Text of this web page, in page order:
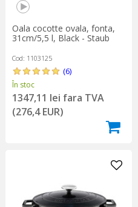
Oala cocotte ovala, fonta,
31cm/5,5 l, Black - Staub
Cod: 1103125
(6)
În stoc
1347,11 lei fara TVA
(276,4 EUR)